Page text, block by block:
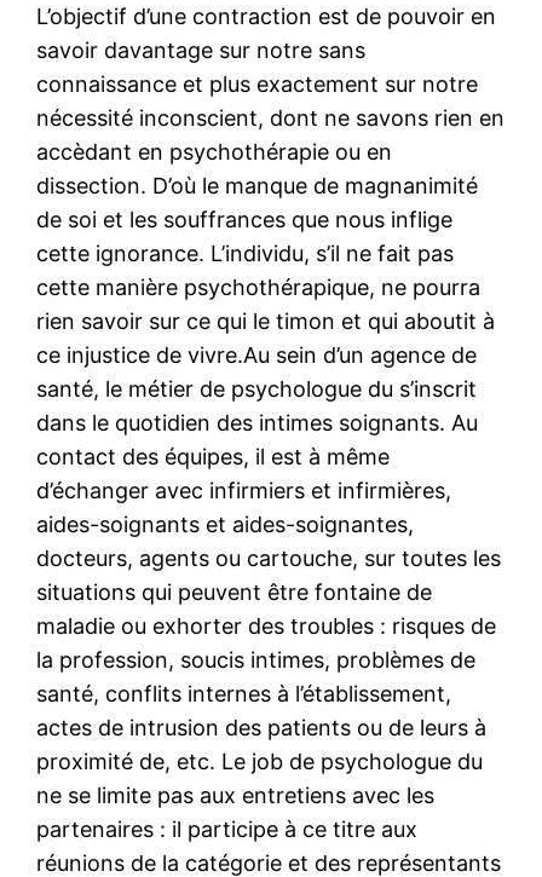
L’objectif d’une contraction est de pouvoir en
savoir davantage sur notre sans
connaissance et plus exactement sur notre
nécessité inconscient, dont ne savons rien en
accèdant en psychothérapie ou en
dissection. D’où le manque de magnanimité
de soi et les souffrances que nous inflige
cette ignorance. L’individu, s’il ne fait pas
cette manière psychothérapique, ne pourra
rien savoir sur ce qui le timon et qui aboutit à
ce injustice de vivre.Au sein d’un agence de
santé, le métier de psychologue du s’inscrit
dans le quotidien des intimes soignants. Au
contact des équipes, il est à même
d’échanger avec infirmiers et infirmières,
aides-soignants et aides-soignantes,
docteurs, agents ou cartouche, sur toutes les
situations qui peuvent être fontaine de
maladie ou exhorter des troubles : risques de
la profession, soucis intimes, problèmes de
santé, conflits internes à l’établissement,
actes de intrusion des patients ou de leurs à
proximité de, etc. Le job de psychologue du
ne se limite pas aux entretiens avec les
partenaires : il participe à ce titre aux
réunions de la catégorie et des représentants